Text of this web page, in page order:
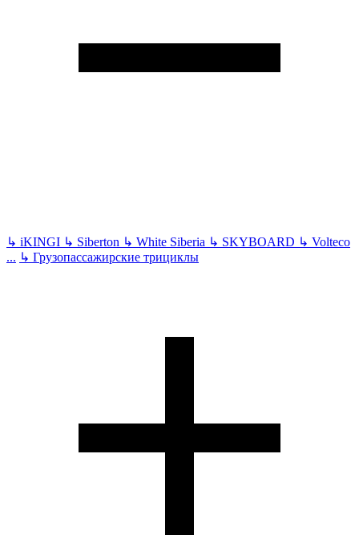
↳ iKINGI ↳ Siberton ↳ White Siberia ↳ SKYBOARD ↳ Volteco
... ↳ Грузопассажирские трициклы